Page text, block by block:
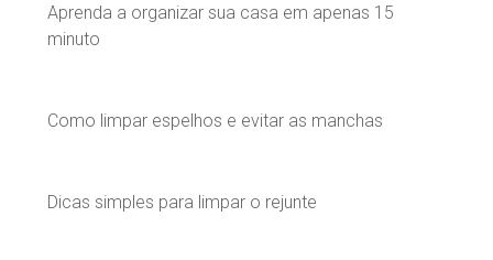
Aprenda a organizar sua casa em apenas 15
minuto
Como limpar espelhos e evitar as manchas
Dicas simples para limpar o rejunte